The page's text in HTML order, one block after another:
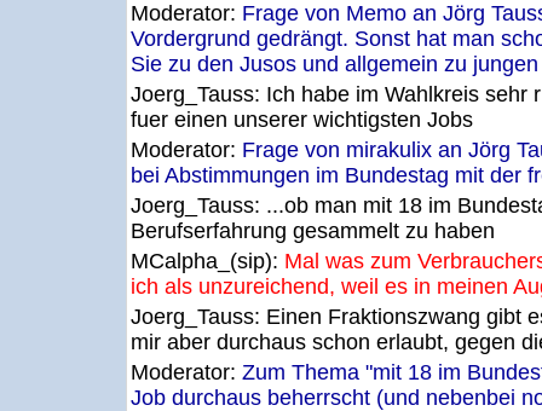
Moderator: Frage von Memo an Jörg
Vordergrund gedrängt. Sonst hat man
Sie zu den Jusos und allgemein zu
Joerg_Tauss: Ich habe im Wahlkreis sehr
fuer einen unserer wichtigsten Jobs
Moderator: Frage von mirakulix an Jörg
bei Abstimmungen im Bundestag mit der
Joerg_Tauss: ...ob man mit 18 im
Berufserfahrung gesammelt zu haben
MCalpha_(sip): Mal was zum
ich als unzureichend, weil es in meinen
Joerg_Tauss: Einen Fraktionszwang gibt
mir aber durchaus schon erlaubt, gegen
Moderator: Zum Thema "mit 18 im
Job durchaus beherrscht (und nebenbei